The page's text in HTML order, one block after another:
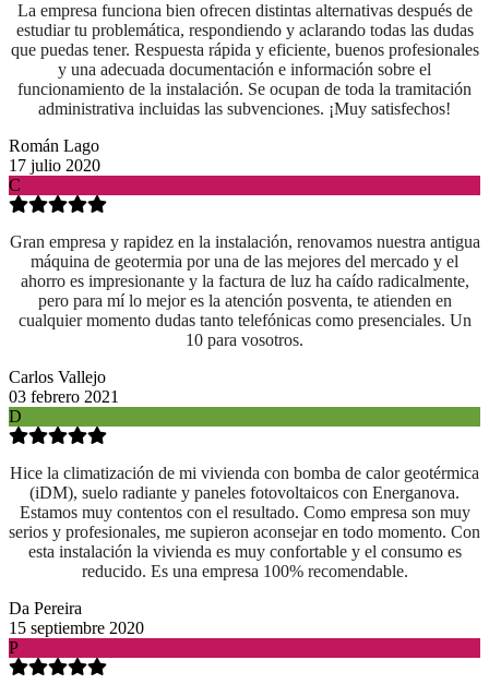
La empresa funciona bien ofrecen distintas alternativas después de
estudiar tu problemática, respondiendo y aclarando todas las dudas
que puedas tener. Respuesta rápida y eficiente, buenos profesionales
y una adecuada documentación e información sobre el
funcionamiento de la instalación. Se ocupan de toda la tramitación
administrativa incluidas las subvenciones. ¡Muy satisfechos!
Román Lago
17 julio 2020
C
Gran empresa y rapidez en la instalación, renovamos nuestra antigua
máquina de geotermia por una de las mejores del mercado y el
ahorro es impresionante y la factura de luz ha caído radicalmente,
pero para mí lo mejor es la atención posventa, te atienden en
cualquier momento dudas tanto telefónicas como presenciales. Un
10 para vosotros.
Carlos Vallejo
03 febrero 2021
D
Hice la climatización de mi vivienda con bomba de calor geotérmica
(iDM), suelo radiante y paneles fotovoltaicos con Energanova.
Estamos muy contentos con el resultado. Como empresa son muy
serios y profesionales, me supieron aconsejar en todo momento. Con
esta instalación la vivienda es muy confortable y el consumo es
reducido. Es una empresa 100% recomendable.
Da Pereira
15 septiembre 2020
P